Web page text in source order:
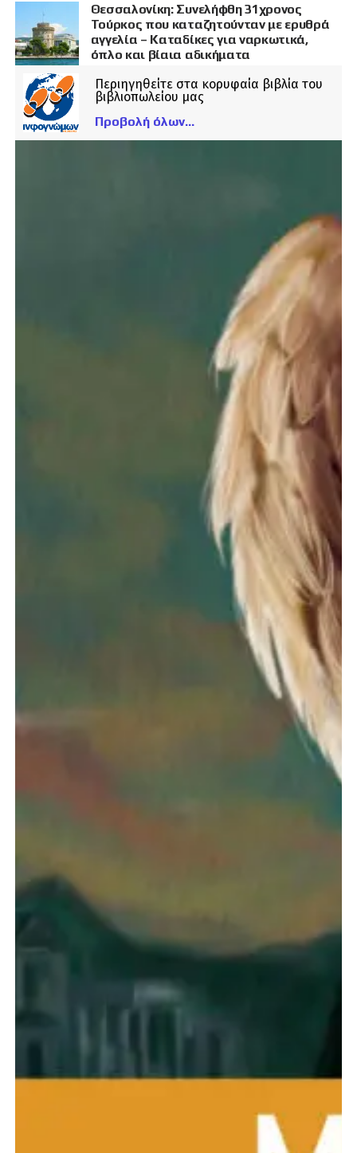
Θεσσαλονίκη: Συνελήφθη 31χρονος
Τούρκος που καταζητούνταν με ερυθρά
αγγελία – Καταδίκες για ναρκωτικά,
όπλο και βίαια αδικήματα
Περιηγηθείτε στα κορυφαία βιβλία του
βιβλιοπωλείου μας
Προβολή όλων